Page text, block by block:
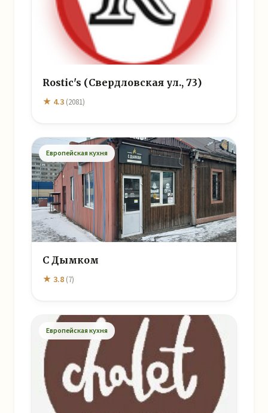
Rostic's (Свердловская ул., 73)
★ 4.3 (2081)
Европейская кухня
С Дымком
★ 3.8 (7)
Европейская кухня